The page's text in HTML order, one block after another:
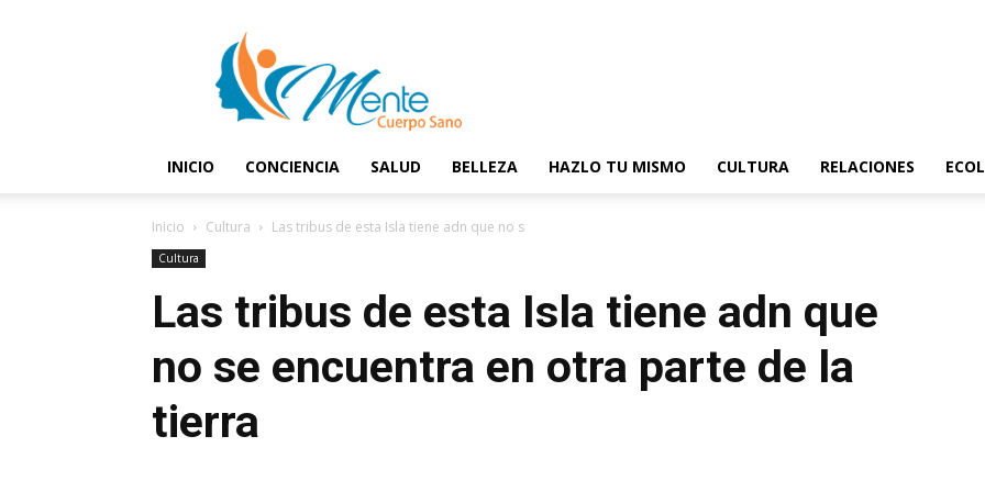
Cuerpo
Sano
INICIO CONCIENCIA SALUD BELLEZA HAZLO TU MISMO CULTURA RELACIONES
Inicio Cultura Las tribus de esta Isla tiene adn que no se encuentra en...
Cultura
Las tribus de esta Isla tiene adn que
no se encuentra en otra parte de la
tierra